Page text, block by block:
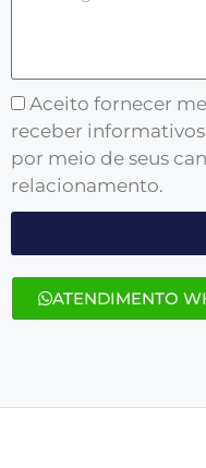
Aceito fornecer
receber
por meio de seus
relacionamento.
ATENDIMENTO